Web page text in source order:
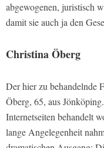
abgewogenen, juristisch
damit sie auch ja den
Christina Öberg
Der hier zu behandelnde
Öberg, 65, aus
Internetseiten behandelt
lange Angelegenheit